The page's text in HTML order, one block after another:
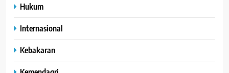
Hukum
Internasional
Kebakaran